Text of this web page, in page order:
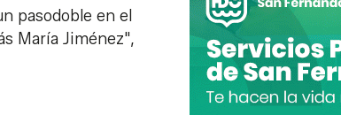
pasodoble en el
María Jiménez",